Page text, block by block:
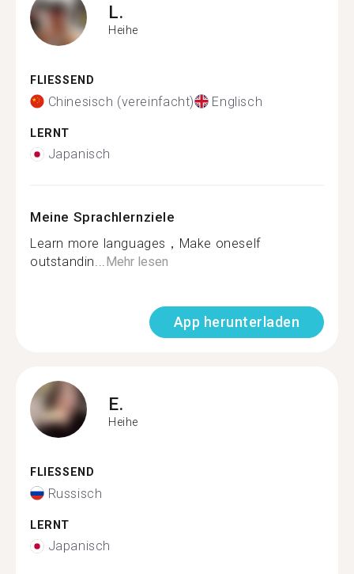
L.
Heihe
FLIESSEND
Chinesisch (vereinfacht) Englisch
LERNT
Japanisch
Meine Sprachlernziele
Learn more languages，Make oneself
outstandin...Mehr lesen
App herunterladen
E.
Heihe
FLIESSEND
Russisch
LERNT
Japanisch